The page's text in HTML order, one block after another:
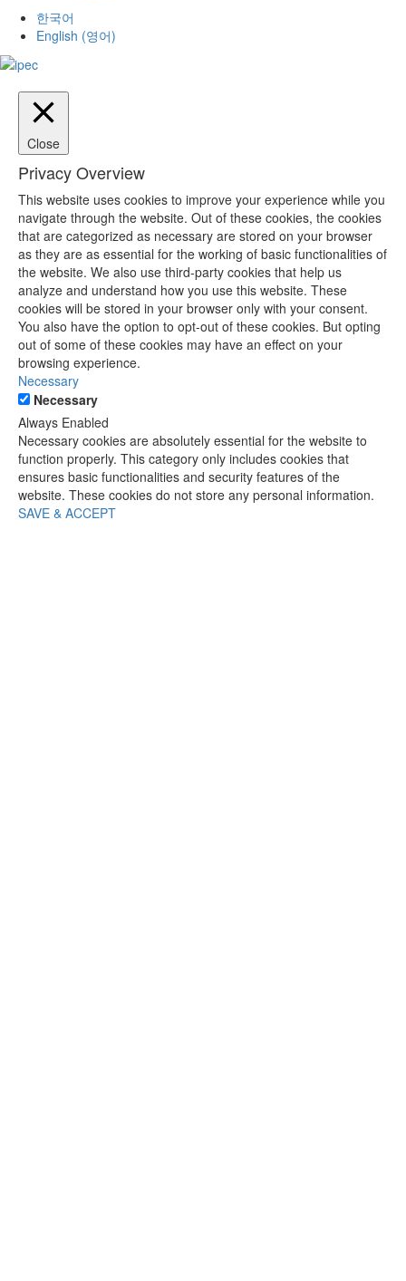
한국어
English (영어)
Close
Privacy Overview
This website uses cookies to improve your experience while you
navigate through the website. Out of these cookies, the cookies
that are categorized as necessary are stored on your browser
as they are as essential for the working of basic functionalities of
the website. We also use third-party cookies that help us
analyze and understand how you use this website. These
cookies will be stored in your browser only with your consent.
You also have the option to opt-out of these cookies. But opting
out of some of these cookies may have an effect on your
browsing experience.
Necessary
Necessary
Always Enabled
Necessary cookies are absolutely essential for the website to
function properly. This category only includes cookies that
ensures basic functionalities and security features of the
website. These cookies do not store any personal information.
SAVE & ACCEPT